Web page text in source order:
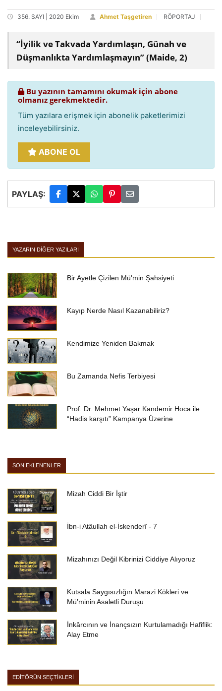
356. SAYI | 2020 Ekim Ahmet Taşgetiren RÖPORTAJ
“İyilik ve Takvada Yardımlaşın, Günah ve
Düşmanlıkta Yardımlaşmayın” (Maide, 2)
Bu yazının tamamını okumak için abone
olmanız gerekmektedir.
Tüm yazılara erişmek için abonelik paketlerimizi
inceleyebilirsiniz.
ABONE OL
PAYLAŞ:
YAZARIN DIĞER YAZILARI
Bir Ayetle Çizilen Mü'min Şahsiyeti
Kayıp Nerde Nasıl Kazanabiliriz?
Kendimize Yeniden Bakmak
Bu Zamanda Nefis Terbiyesi
Prof. Dr. Mehmet Yaşar Kandemir Hoca ile
“Hadis karşıtı” Kampanya Üzerine
SON EKLENENLER
Mizah Ciddi Bir İştir
İbn-i Atâullah el-İskenderî - 7
Mizahınızı Değil Kibrinizi Ciddiye Alıyoruz
Kutsala Saygısızlığın Marazi Kökleri ve
Mü’minin Asaletli Duruşu
İnkârcının ve İnançsızın Kurtulamadığı Hafiflik:
Alay Etme
EDİTÖRÜN SEÇTİKLERİ